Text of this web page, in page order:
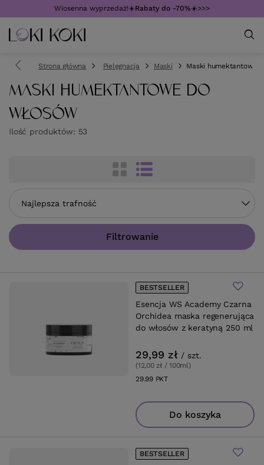
Wiosenna wyprzedaż!☀️Rabaty do -70%☀️>>>
Strona główna Pielęgnacja Maski Maski humektantowe
MASKI HUMEKTANTOWE DO
WŁOSÓW
Ilość produktów: 53
Zmień sortowanie
Najlepsza trafność
Filtrowanie
Esencja WS Academy Czarna
Orchidea maska regenerująca
do włosów z keratyną 250 ml
BESTSELLER
29,99 zł / szt.
(12,00 zł / 100ml)
29.99PKTpunktów
Do koszyka
BESTSELLER